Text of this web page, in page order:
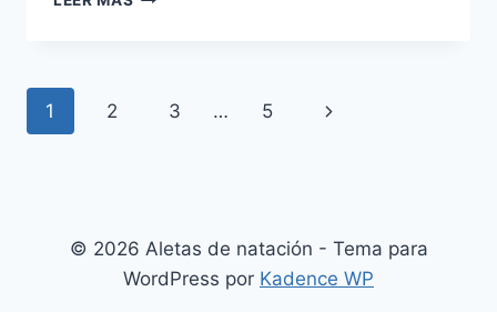
NADAR
Navegación
1 2 3 … 5
Siguiente
© 2026 Aletas de natación - Tema para
WordPress por Kadence WP